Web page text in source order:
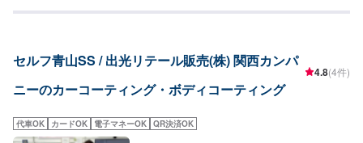
ズ）123,800円（Sサイズ）134,900円（Mサイズ）150,200円（Lサイズ）
ィングオプション＞＞◉鉄粉取り（軽度の場合）ザラついた鉄粉を取り除きま
す。⚪︎施工価格（車サイズ）2,750円（SSサイズ）2,970円（Sサイズ）3,310
円（Mサイズ）3,620円（Lサイズ）4,180円（LLサイズ）4,730円（XLサイ
ズ）◉ピッチ除去（作業時間：15分〜）タイヤから跳ね返るピッチやタールを
としできれいに取ることが可能）◉樹液取り（作業時間：15分〜）「松ヤニ」
などの樹液を、きれいに取ります。（コーティングの前処理で取れることが
＞一年に一回の施工で愛車の輝きを保ちます！⚪︎施工価格（車サイズ）
パー（作業時間：2時間）＞汚れの密着を防ぐ独特な防汚能力を持つコーティ
ングです。青空駐車でも綺麗を保つ！ノーメンテで1年耐久！⚪︎施工価格（車
サイズ）27,400円（SSサイズ）29,500円（Sサイズ）31,800円（Mサイズ）
モンドキーパー（作業時間：3〜8時間）＞人気メニュー！二層コーティング
で塗装の色をより濃く透明な艶を加える！ノーメンテで3年耐久！（メンテあ
セルフ青山SS / 出光リテール販売(株) 関西カンパ
ニーのカーコーティング・ボディコーティング
4.8(4件)
代車OK カードOK 電子マネーOK QR決済OK